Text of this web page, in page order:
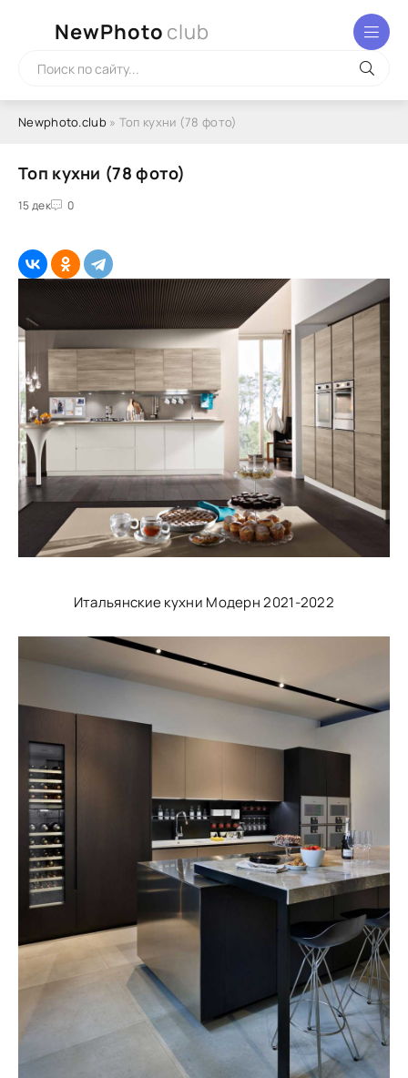
NewPhoto club
Newphoto.club» Топ кухни (78 фото)
Топ кухни (78 фото)
15 дек 0
Итальянские кухни Модерн 2021-2022